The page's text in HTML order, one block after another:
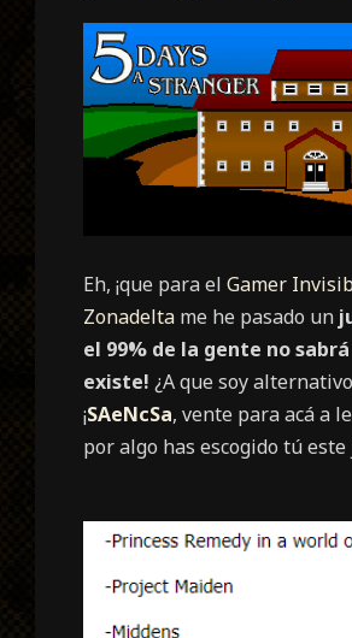
Eh, ¡que para elGamer
Zonadelta me he pasado un
el 99% de la gente no
existe! ¿A que soy
¡SAeNcSa, vente para acá a
por algo has escogido tú este